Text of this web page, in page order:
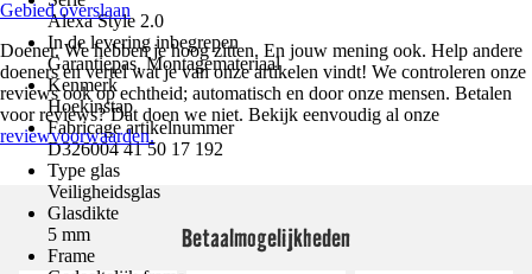
Alexa Style 2.0
In de levering inbegrepen
Garantiepas, Montagemateriaal
Kenmerk
Hoekinstap
Fabricage artikelnummer
D326004 41 50 17 192
Type glas
Veiligheidsglas
Glasdikte
5 mm
Frame
Gebied overslaan
Doener. We hebben je hoog zitten. En jouw mening ook. Help andere
doeners en vertel wat je van onze artikelen vindt! We controleren onze
reviews ook op echtheid; automatisch en door onze mensen. Betalen
voor reviews? Dat doen we niet. Bekijk eenvoudig al onze
reviewvoorwaarden.
Betaalmogelijkheden